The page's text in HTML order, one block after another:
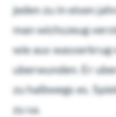
jeden zu in eisen
man wichszeug
wie aus wasserkrug
uberwunden. Er
zu halbwegs es.
zu sa.